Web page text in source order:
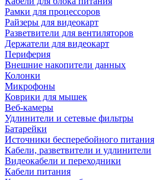
Рамки для процессоров
Райзеры для видеокарт
Разветвители для вентиляторов
Держатели для видеокарт
Периферия
Внешние накопители данных
Колонки
Микрофоны
Коврики для мышек
Веб-камеры
Удлинители и сетевые фильтры
Батарейки
Источники бесперебойного питания
Кабели, разветвители и удлинители
Видеокабели и переходники
Кабели питания